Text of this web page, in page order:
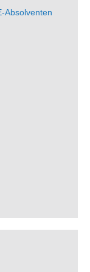
Absolventen